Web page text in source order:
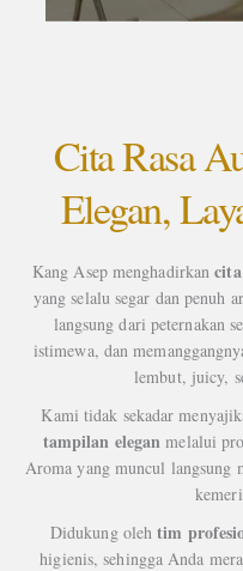
Cita Rasa
Elegan,
Kang Asep menghadirkan
yang selalu segar dan penuh
langsung dari peternakan
istimewa, dan
lembut, juicy,
Kami tidak sekadar
tampilan elegan melalui
Aroma yang muncul langsung
Didukung olehtim
higienis, sehingga Anda